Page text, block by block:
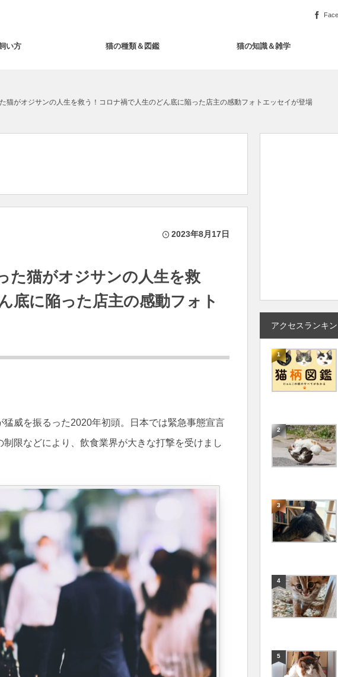
い方 猫の種類＆図鑑 猫の知識＆雑学
猫がオジサンの人生を救う！コロナ禍で人生のどん底に陥った店主の感動フォトエッセイが登場
2023年8月17日
た猫がオジサンの人生を救
底に陥った店主の感動フォト
威を振るった2020年初頭。日本では緊急事態宣言
限などにより、飲食業界が大きな打撃を受けまし
アクセスランキ
1
2
3
4
5